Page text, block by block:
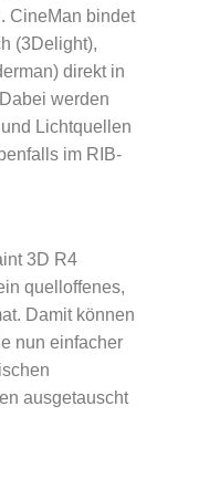
CineMan bindet
(3Delight),
direkt in
werden
Lichtquellen
im RIB-
3D R4
quelloffenes,
Damit können
nun einfacher
ausgetauscht